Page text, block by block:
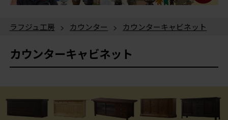
ラフジュ工房 > カウンター > カウンターキャビネット
カウンターキャビネット